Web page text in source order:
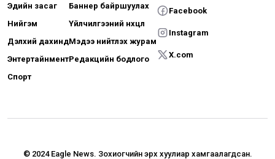
Эдийн засаг
Нийгэм
Дэлхий дахинд
Энтертайнмент
Спорт
Баннер байршуулах
Үйлчилгээний нөхцөл
Мэдээ нийтлэх журам
Редакцийн бодлого
Facebook
Instagram
X.com
© 2024 Eagle News. Зохиогчийн эрх хуулиар хамгаалагдсан.